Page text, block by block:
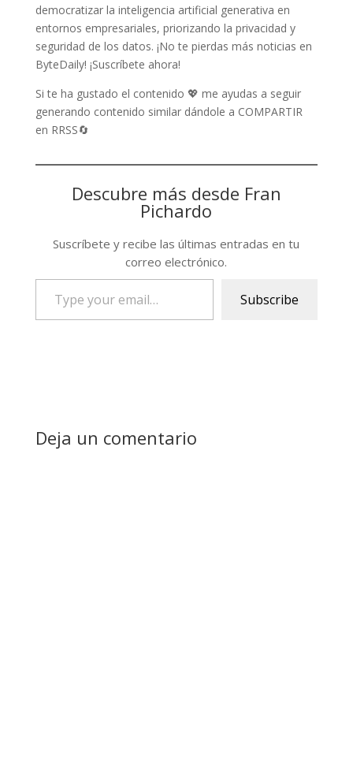
democratizar la inteligencia artificial generativa en
entornos empresariales, priorizando la privacidad y
seguridad de los datos. ¡No te pierdas más noticias en
ByteDaily! ¡Suscríbete ahora!
Si te ha gustado el contenido 💖 me ayudas a seguir
generando contenido similar dándole a COMPARTIR
en RRSS🔄
Descubre más desde Fran
Pichardo
Suscríbete y recibe las últimas entradas en tu
correo electrónico.
email…
Subscribe
Deja un comentario